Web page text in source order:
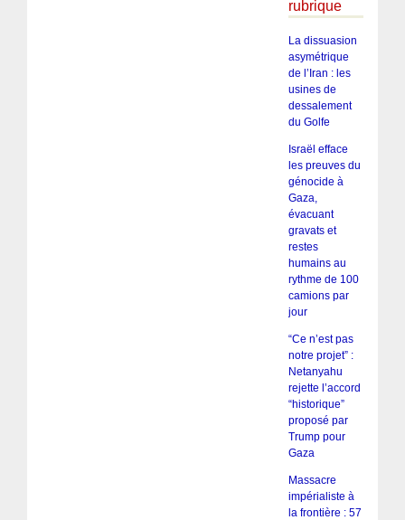
rubrique
La dissuasion
asymétrique
de l’Iran : les
usines de
dessalement
du Golfe
Israël efface
les preuves du
génocide à
Gaza,
évacuant
gravats et
restes
humains au
rythme de 100
camions par
jour
“Ce n’est pas
notre projet” :
Netanyahu
rejette l’accord
“historique”
proposé par
Trump pour
Gaza
Massacre
impérialiste à
la frontière : 57